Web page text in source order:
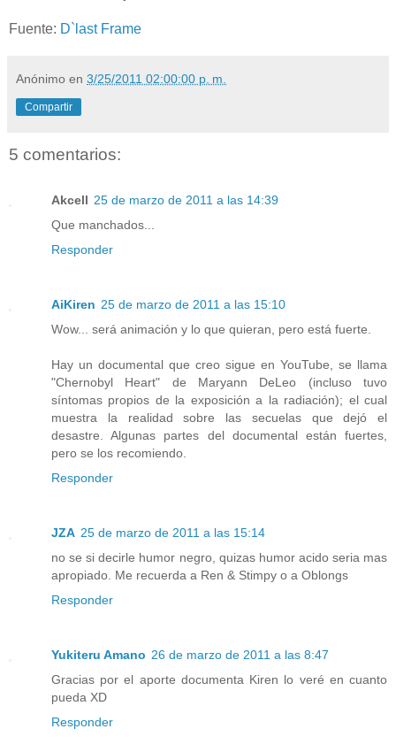
Fuente: D`last Frame
Anónimo en 3/25/2011 02:00:00 p. m.
Compartir
5 comentarios:
Akcell 25 de marzo de 2011 a las 14:39
Que manchados...
Responder
AiKiren 25 de marzo de 2011 a las 15:10
Wow... será animación y lo que quieran, pero está fuerte.
Hay un documental que creo sigue en YouTube, se llama
"Chernobyl Heart" de Maryann DeLeo (incluso tuvo
síntomas propios de la exposición a la radiación); el cual
muestra la realidad sobre las secuelas que dejó el
desastre. Algunas partes del documental están fuertes,
pero se los recomiendo.
Responder
JZA 25 de marzo de 2011 a las 15:14
no se si decirle humor negro, quizas humor acido seria mas
apropiado. Me recuerda a Ren & Stimpy o a Oblongs
Responder
Yukiteru Amano 26 de marzo de 2011 a las 8:47
Gracias por el aporte documenta Kiren lo veré en cuanto
pueda XD
Responder